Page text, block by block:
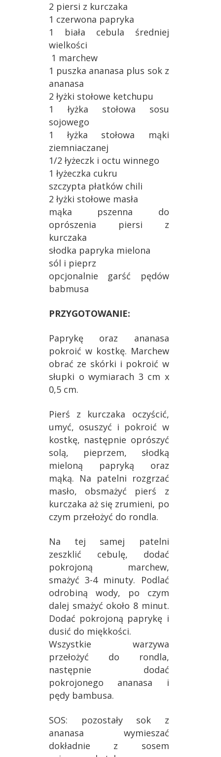
2 piersi z kurczaka
1 czerwona papryka
1 biała cebula średniej
wielkości
1 marchew
1 puszka ananasa plus sok z
ananasa
2 łyżki stołowe ketchupu
1 łyżka stołowa sosu
sojowego
1 łyżka stołowa mąki
ziemniaczanej
1/2 łyżeczk i octu winnego
1 łyżeczka cukru
szczypta płatków chili
2 łyżki stołowe masła
mąka pszenna do
oprószenia piersi z
kurczaka
słodka papryka mielona
sól i pieprz
opcjonalnie garść pędów
babmusa
PRZYGOTOWANIE:
Paprykę oraz ananasa
pokroić w kostkę. Marchew
obrać ze skórki i pokroić w
słupki o wymiarach 3 cm x
0,5 cm.
Pierś z kurczaka oczyścić,
umyć, osuszyć i pokroić w
kostkę, następnie oprószyć
solą, pieprzem, słodką
mieloną papryką oraz
mąką. Na patelni rozgrzać
masło, obsmażyć pierś z
kurczaka aż się zrumieni, po
czym przełożyć do rondla.
Na tej samej patelni
zeszklić cebulę, dodać
pokrojoną marchew,
smażyć 3-4 minuty. Podlać
odrobiną wody, po czym
dalej smażyć około 8 minut.
Dodać pokrojoną paprykę i
dusić do miękkości.
Wszystkie warzywa
przełożyć do rondla,
następnie dodać
pokrojonego ananasa i
pędy bambusa.
SOS: pozostały sok z
ananasa wymieszać
dokładnie z sosem